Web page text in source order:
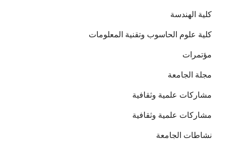
كلية الهندسة
كلية علوم الحاسوب وتقنية المعلومات
مؤتمرات
مجلة الجامعة
مشاركات علمية وثقافية
مشاركات علمية وثقافية
نشاطات الجامعة